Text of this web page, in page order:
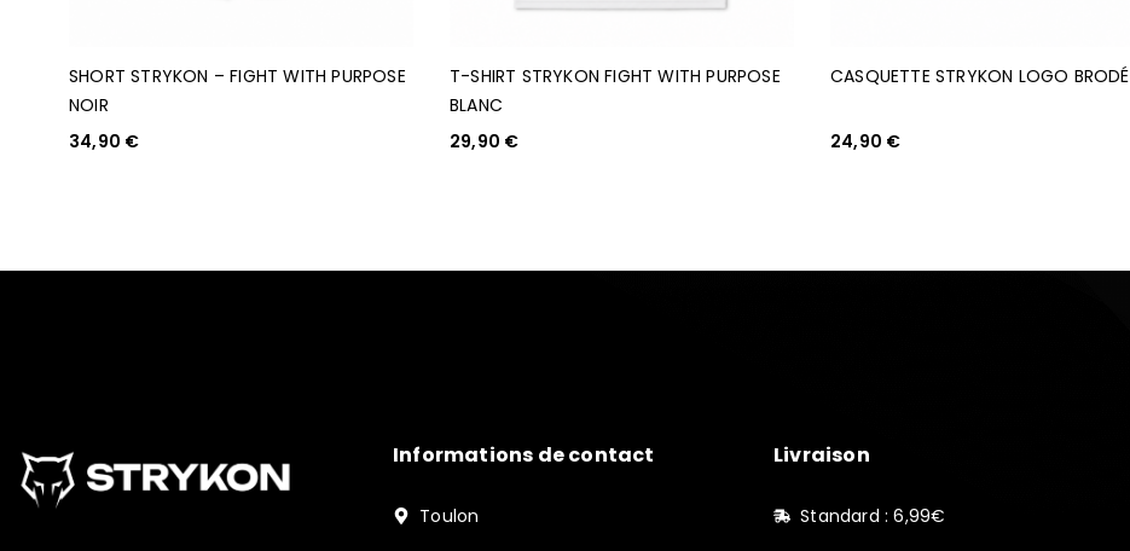
SHORT STRYKON – FIGHT WITH PURPOSE
NOIR
34,90 €
T-SHIRT STRYKON FIGHT WITH PURPOSE
BLANC
29,90 €
CASQUETTE STRYKON LOGO BRODÉ
24,90 €
Informations de contact
Toulon
Livraison
Standard : 6,99€